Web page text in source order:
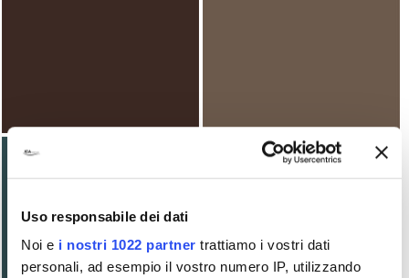
Uso responsabile dei dati
Noi e i nostri 1022 partner trattiamo i vostri dati
personali, ad esempio il vostro numero IP, utilizzando